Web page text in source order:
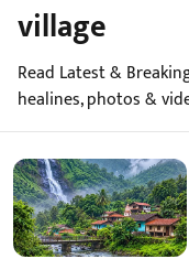
village
Read Latest &
healines, photos &